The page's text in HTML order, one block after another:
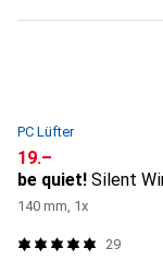
PC Lüfter
CHF
19.–
be quiet! Silent
140 mm, 1x
29